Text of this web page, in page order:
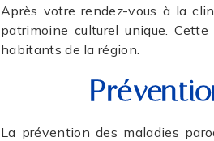
Après votre rendez-vous à la
patrimoine culturel unique.
habitants de la région.
La prévention des maladies